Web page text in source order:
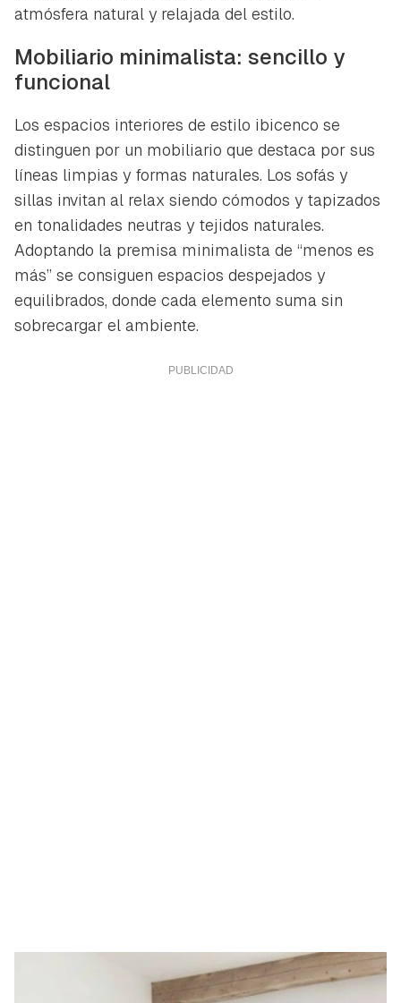
atmósfera natural y relajada del estilo.
Mobiliario minimalista: sencillo y
funcional
Los espacios interiores de estilo ibicenco se
distinguen por un mobiliario que destaca por sus
líneas limpias y formas naturales. Los sofás y
sillas invitan al relax siendo cómodos y tapizados
en tonalidades neutras y tejidos naturales.
Adoptando la premisa minimalista de “menos es
más” se consiguen espacios despejados y
equilibrados, donde cada elemento suma sin
sobrecargar el ambiente.